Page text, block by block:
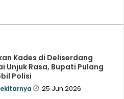
Kades di Deliserdang
Unjuk Rasa, Bupati Pulang
Polisi
25 Jun 2026